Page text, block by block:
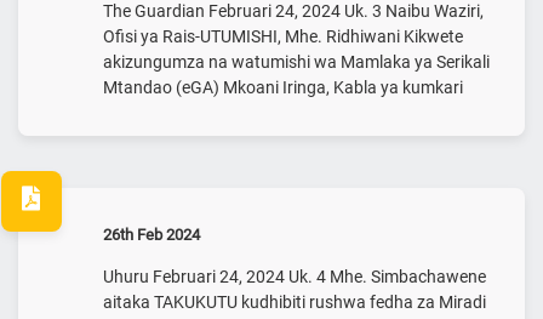
The Guardian Februari 24, 2024 Uk. 3 Naibu Waziri,
Ofisi ya Rais-UTUMISHI, Mhe. Ridhiwani Kikwete
akizungumza na watumishi wa Mamlaka ya Serikali
Mtandao (eGA) Mkoani Iringa, Kabla ya kumkari
26th Feb 2024
Uhuru Februari 24, 2024 Uk. 4 Mhe. Simbachawene
aitaka TAKUKUTU kudhibiti rushwa fedha za Miradi